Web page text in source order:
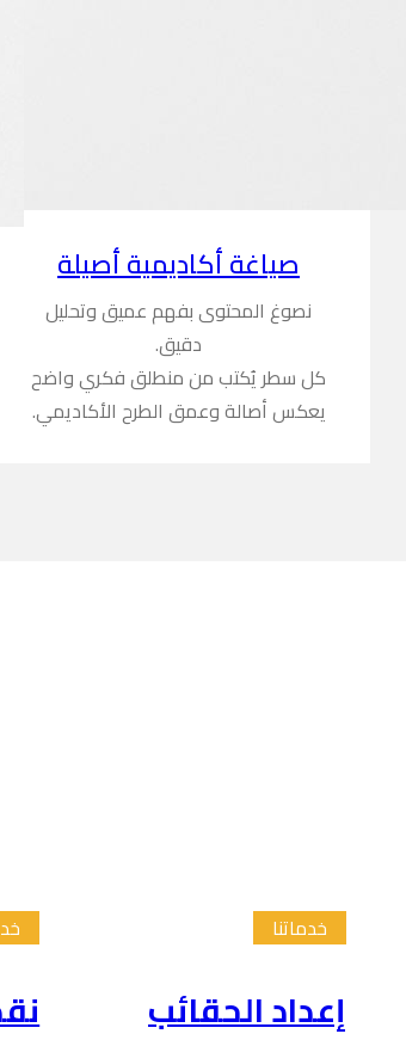
صياغة أكاديمية أصيلة
نصوغ المحتوى بفهم عميق وتحليل
دقيق.
كل سطر يُكتب من منطلق فكري واضح
يعكس أصالة وعمق الطرح الأكاديمي.
خدماتنا
إعداد الحقائب